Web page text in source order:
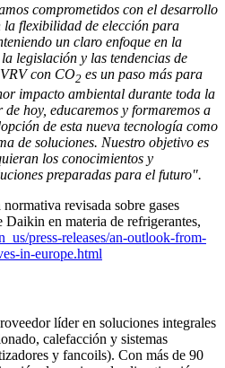
comprometidos con el desarrollo
la flexibilidad de elección para
un claro enfoque en la
legislación y las tendencias de
con CO2 es un paso más para
impacto ambiental durante toda la
hoy, educaremos y formaremos a
de esta nueva tecnología como
de soluciones. Nuestro objetivo es
los conocimientos y
preparadas para el futuro".
revisada sobre gases
Daikin en materia de refrigerantes,
press-releases/an-outlook-from-
in-europe.html
líder en soluciones integrales
calefacción y sistemas
y fancoils). Con más de 90